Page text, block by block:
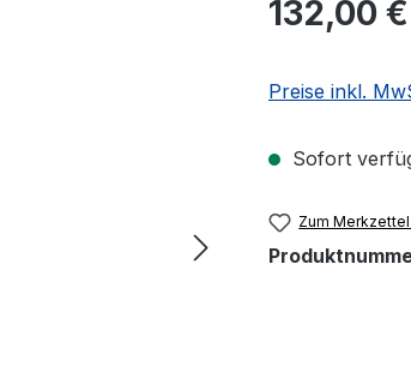
132,00 €
Preise inkl.
Sofort
Zum